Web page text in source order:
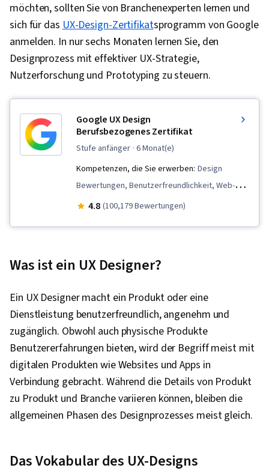
möchten, sollten Sie von Branchenexperten lernen und
sich für dasUX-Design-Zertifikatsprogramm von Google
anmelden. In nur sechs Monaten lernen Sie, den
Designprozess mit effektiver UX-Strategie,
Nutzerforschung und Prototyping zu steuern.
Google UX Design
Berufsbezogenes Zertifikat
stufe anfänger · 6 Monat(e)
Kompetenzen, die Sie erwerben: Design
Bewertungen, Benutzerfreundlichkeit, Web-
Design, Design der Benutzeroberfläche und
Informationsarchitektur, Web-Präsenz, Figma
Zugänglichkeit von Webinhalten,
Nutzerforschung, Prüfung der
Benutzerfreundlichkeit, Storyboarding,
Interviewing-Fähigkeiten, Reaktionsfähiges
Web-Design, UI/UX-Forschung, Persona
(Benutzererfahrung), Design Thinking,
Wireframing, Gestaltungselemente und -
prinzipien, Prototyping, Interaktionsdesign,
Benutzerzentriertes Design, Ideenfindung,
4.8 (100,179 Bewertungen)
Was ist ein UX Designer?
Ein UX Designer macht ein Produkt oder eine
Dienstleistung benutzerfreundlich, angenehm und
zugänglich. Obwohl auch physische Produkte
Benutzererfahrungen bieten, wird der Begriff meist mit
digitalen Produkten wie Websites und Apps in
Verbindung gebracht. Während die Details von Produkt
zu Produkt und Branche variieren können, bleiben die
allgemeinen Phasen des Designprozesses meist gleich.
Das Vokabular des UX-Designs